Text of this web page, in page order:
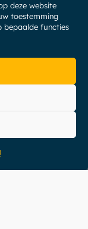
deze website
toestemming
bepaalde functies